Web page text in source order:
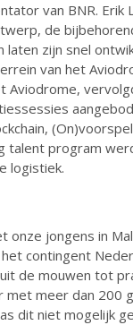
van BNR. Erik
de
zijn snel
van het
talent program
logistiek.
onze jongens in
contingent
de mouwen tot
met meer dan 200
dit niet mogelijk